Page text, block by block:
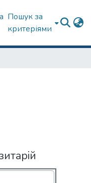
Пошук за
критеріями